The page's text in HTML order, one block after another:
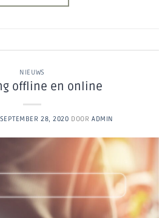
NIEUWS
offline en online
SEPTEMBER 28, 2020 DOOR ADMIN